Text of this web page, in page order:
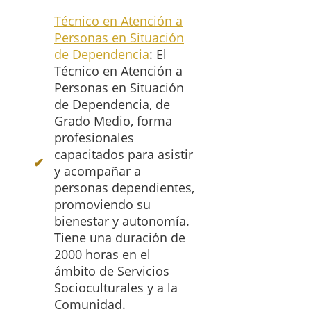
Técnico en Atención a
Personas en Situación
de Dependencia: El
Técnico en Atención a
Personas en Situación
de Dependencia, de
Grado Medio, forma
profesionales
capacitados para asistir
y acompañar a
personas dependientes,
promoviendo su
bienestar y autonomía.
Tiene una duración de
2000 horas en el
ámbito de Servicios
Socioculturales y a la
Comunidad.